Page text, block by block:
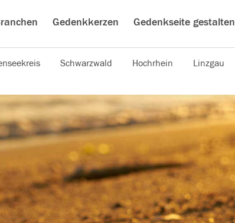
Gedenkkerzen Gedenkseite gestalten
Schwarzwald Hochrhein Linzgau